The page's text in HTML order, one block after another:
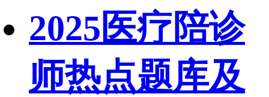
2025医疗陪诊
师热点题库及